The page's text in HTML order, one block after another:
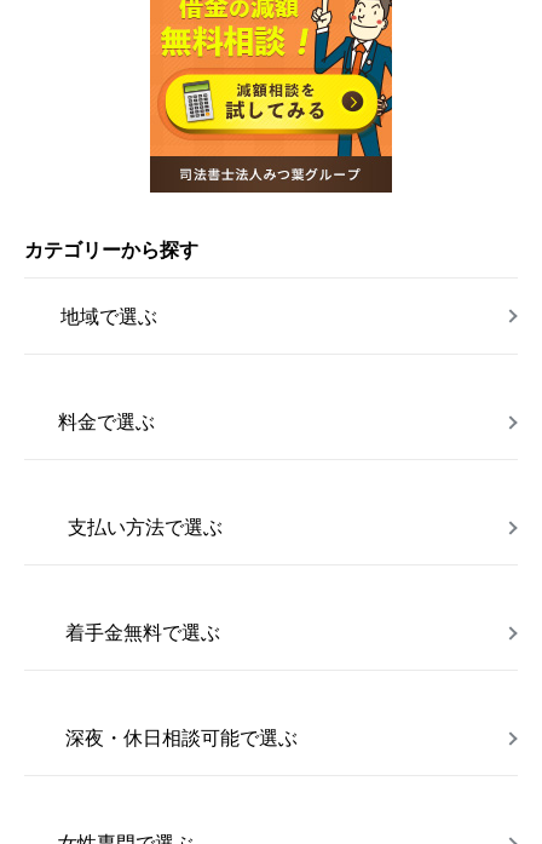
カテゴリーから探す
地域で選ぶ
料金で選ぶ
支払い方法で選ぶ
着手金無料で選ぶ
深夜・休日相談可能で選ぶ